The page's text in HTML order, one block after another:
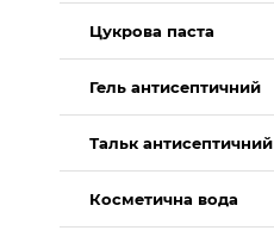
Цукрова паста
Гель антисептичний
Тальк антисептичний
Косметична вода